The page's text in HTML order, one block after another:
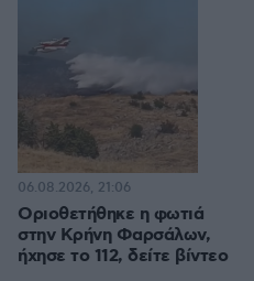
Οριοθετήθηκε η φωτιά
στην Κρήνη Φαρσάλων,
ήχησε το 112, δείτε βίντεο
06.08.2026, 21:06